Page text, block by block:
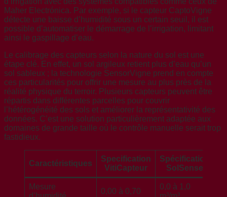
Maher Electrónica. Par exemple, si le capteur CaptoVigne
détecte une baisse d’humidité sous un certain seuil, il est
possible d’automatiser le démarrage de l’irrigation, limitant
ainsi le gaspillage d’eau.
Le calibrage des capteurs selon la nature du sol est une
étape clé. En effet, un sol argileux retient plus d’eau qu’un
sol sableux ; la technologie SensorVigne prend en compte
ces particularités pour offrir une mesure au plus près de la
réalité physique du terroir. Plusieurs capteurs peuvent être
répartis dans différentes parcelles pour couvrir
l’hétérogénéité des sols et améliorer la représentativité des
données. C’est une solution particulièrement adaptée aux
domaines de grande taille où le contrôle manuelle serait trop
fastidieux.
Caractéristiques
Specification
VitiCapteur
Spécification
SolSense
Mesure
0,00 à 0,70
0,0 à 1,0